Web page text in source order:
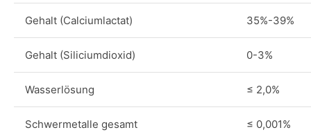
Gehalt (Calciumlactat) 35%-39%
Gehalt (Siliciumdioxid) 0-3%
Wasserlösung ≤ 2,0%
Schwermetalle gesamt ≤ 0,001%